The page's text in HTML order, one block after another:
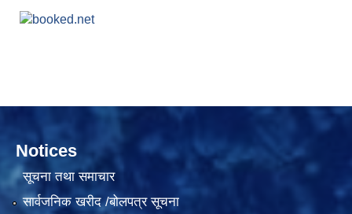
Notices
सूचना तथा समाचार
सार्वजनिक खरीद /बोलपत्र सूचना